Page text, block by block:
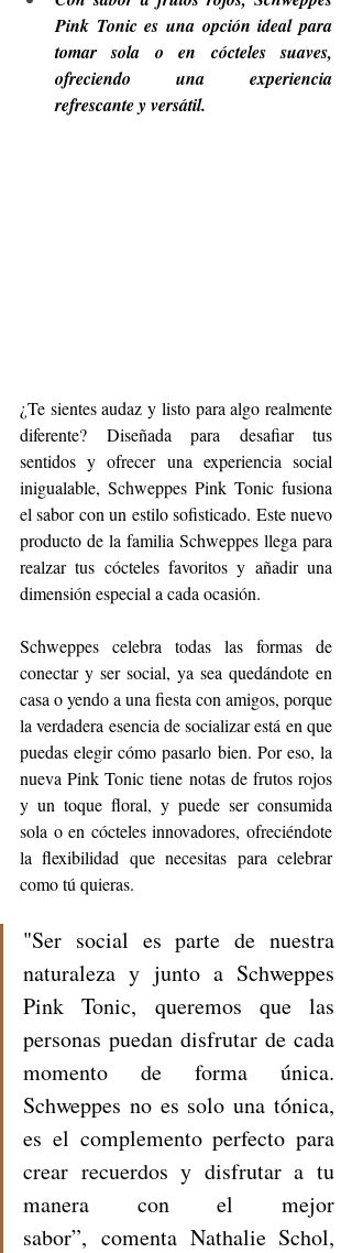
Pink Tonic es una opción ideal para
tomar sola o en cócteles suaves,
ofreciendo una experiencia
refrescante y versátil.
¿Te sientes audaz y listo para algo realmente
diferente? Diseñada para desafiar tus
sentidos y ofrecer una experiencia social
inigualable, Schweppes Pink Tonic fusiona
el sabor con un estilo sofisticado. Este nuevo
producto de la familia Schweppes llega para
realzar tus cócteles favoritos y añadir una
dimensión especial a cada ocasión.
Schweppes celebra todas las formas de
conectar y ser social, ya sea quedándote en
casa o yendo a una fiesta con amigos, porque
la verdadera esencia de socializar está en que
puedas elegir cómo pasarlo bien. Por eso, la
nueva Pink Tonic tiene notas de frutos rojos
y un toque floral, y puede ser consumida
sola o en cócteles innovadores, ofreciéndote
la flexibilidad que necesitas para celebrar
como tú quieras.
"Ser social es parte de nuestra
naturaleza y junto a Schweppes
Pink Tonic, queremos que las
personas puedan disfrutar de cada
momento de forma única.
Schweppes no es solo una tónica,
es el complemento perfecto para
crear recuerdos y disfrutar a tu
manera con el mejor
sabor”, comenta Nathalie Schol,